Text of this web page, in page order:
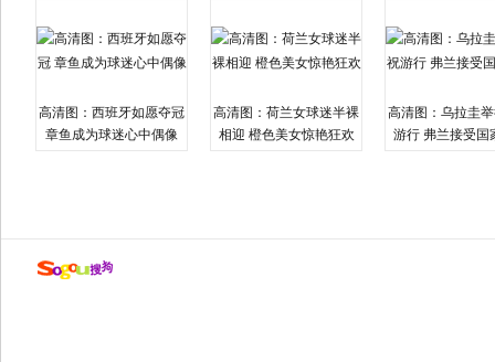
高清图：西班牙如愿夺冠
章鱼成为球迷心中偶像
高清图：荷兰女球迷半裸
相迎 橙色美女惊艳狂欢
高清图：乌拉圭
游行 弗兰接受国